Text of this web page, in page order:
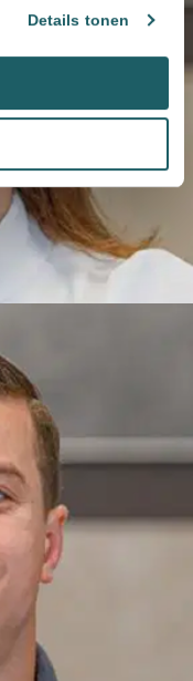
Details tonen